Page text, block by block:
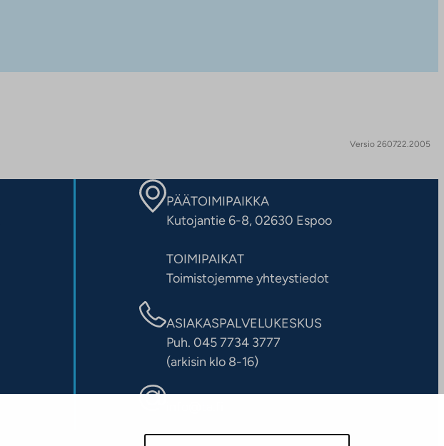
Versio 260722.2005
PÄÄTOIMIPAIKKA
Kutojantie 6-8, 02630 Espoo
TOIMIPAIKAT
Toimistojemme yhteystiedot
ASIAKASPALVELUKESKUS
Puh. 045 7734 3777
(arkisin klo 8-16)